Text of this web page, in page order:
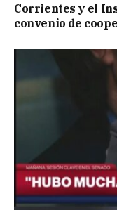
Corrientes y el
convenio de